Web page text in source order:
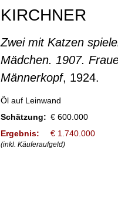
KIRCHNER
Zwei mit Katzen
Mädchen. 1907.
Männerkopf, 1924.
Öl auf Leinwand
Schätzung: € 600.000
Ergebnis:
€ 1.740.000
(inkl. Käuferaufgeld)